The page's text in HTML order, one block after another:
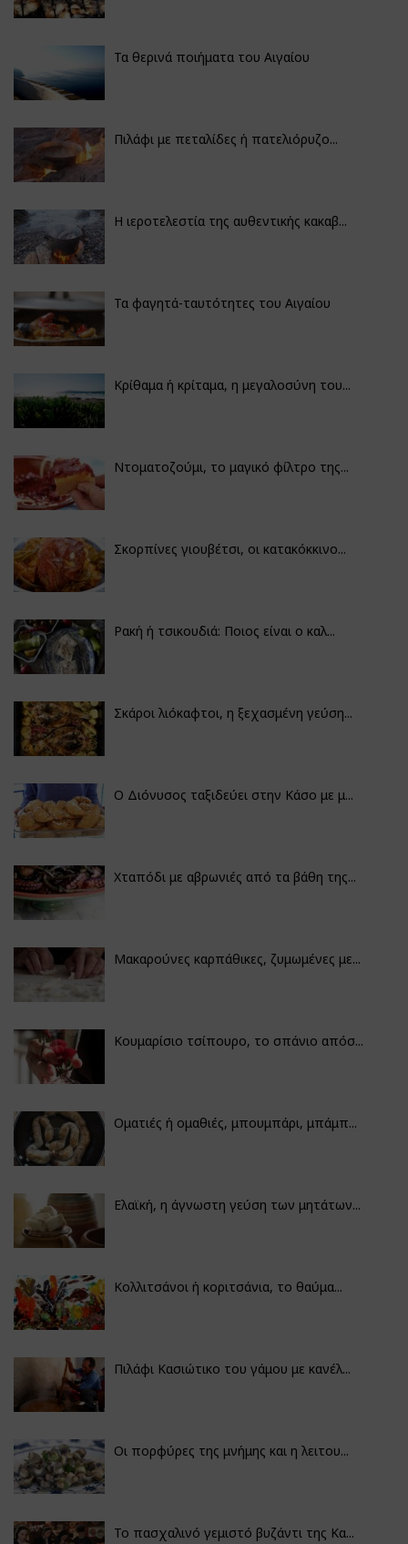
Τα θερινά ποιήματα του Αιγαίου
Πιλάφι με πεταλίδες ή πατελιόρυζο...
Η ιεροτελεστία της αυθεντικής κακαβ...
Τα φαγητά-ταυτότητες του Αιγαίου
Κρίθαμα ή κρίταμα, η μεγαλοσύνη του...
Ντοματοζούμι, το μαγικό φίλτρο της...
Σκορπίνες γιουβέτσι, οι κατακόκκινο...
Ρακή ή τσικουδιά: Ποιος είναι ο καλ...
Σκάροι λιόκαφτοι, η ξεχασμένη γεύση...
Ο Διόνυσος ταξιδεύει στην Κάσο με μ...
Χταπόδι με αβρωνιές από τα βάθη της...
Μακαρούνες καρπάθικες, ζυμωμένες με...
Κουμαρίσιο τσίπουρο, το σπάνιο απόσ...
Οματιές ή ομαθιές, μπουμπάρι, μπάμπ...
Ελαϊκή, η άγνωστη γεύση των μητάτων...
Κολλιτσάνοι ή κοριτσάνια, το θαύμα...
Πιλάφι Κασιώτικο του γάμου με κανέλ...
Οι πορφύρες της μνήμης και η λειτου...
Το πασχαλινό γεμιστό βυζάντι της Κα...